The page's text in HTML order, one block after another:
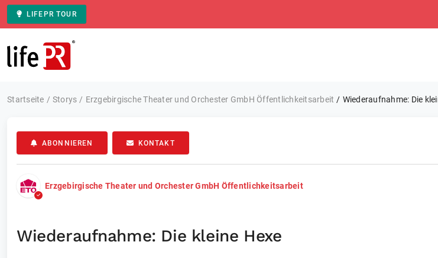
LIFEPR TOUR
Zur Startseite
Startseite Storys Erzgebirgische Theater und Orchester GmbH Öffentlichkeitsarbeit Wiederaufnahme: Die
ABONNIEREN KONTAKT
Erzgebirgische Theater und Orchester GmbH Öffentlichkeitsarbeit
Wiederaufnahme: Die kleine Hexe